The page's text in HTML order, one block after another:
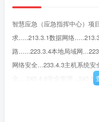
智慧应急（应急指挥中心）项
求.....213.3.1数据网络
路......223.3.4本地局域网
网络安全...233.4.3主机系统
全....243.4.6安全管理...243.5